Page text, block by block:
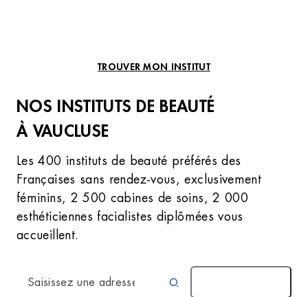
TROUVER MON INSTITUT
NOS INSTITUTS DE BEAUTÉ
À VAUCLUSE
Les 400 instituts de beauté préférés des
Françaises sans rendez-vous, exclusivement
féminins, 2 500 cabines de soins, 2 000
esthéticiennes facialistes diplômées vous
accueillent.